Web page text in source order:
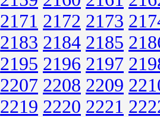
2171 2172 2173
2183 2184 2185
2195 2196 2197
2207 2208 2209
2219 2220 2221